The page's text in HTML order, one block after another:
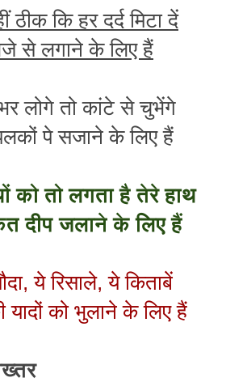
ठीक कि हर दर्द मिटा दें
से लगाने के लिए हैं
लोगे तो कांटे से चुभेंगे
पे सजाने के लिए हैं
को तो लगता है तेरे हाथ
दीप जलाने के लिए हैं
ये रिसाले, ये किताबें
को भुलाने के लिए हैं